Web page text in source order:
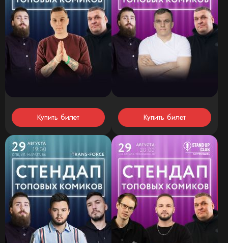
Купить билет Купить билет